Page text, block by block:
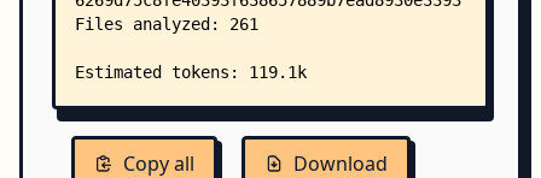
Copy all Download